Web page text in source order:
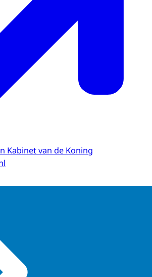
Kabinet van de Koning